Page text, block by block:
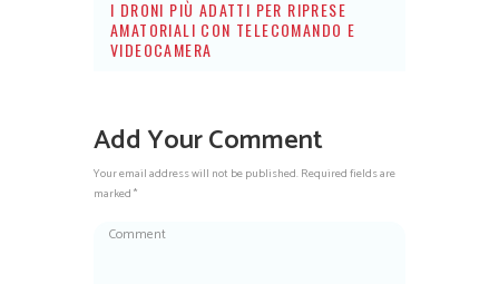
I DRONI PIÙ ADATTI PER RIPRESE
AMATORIALI CON TELECOMANDO E
VIDEOCAMERA
Add Your Comment
Your email address will not be published. Required fields are
marked *